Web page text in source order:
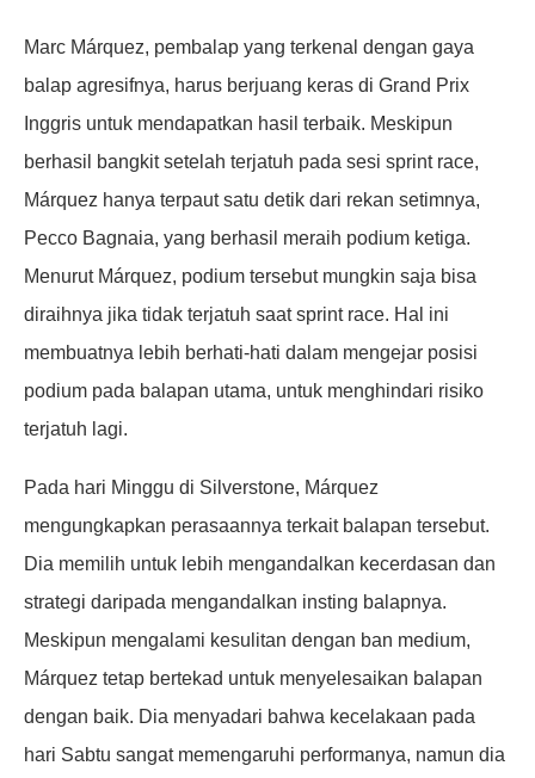
Marc Márquez, pembalap yang terkenal dengan gaya
balap agresifnya, harus berjuang keras di Grand Prix
Inggris untuk mendapatkan hasil terbaik. Meskipun
berhasil bangkit setelah terjatuh pada sesi sprint race,
Márquez hanya terpaut satu detik dari rekan setimnya,
Pecco Bagnaia, yang berhasil meraih podium ketiga.
Menurut Márquez, podium tersebut mungkin saja bisa
diraihnya jika tidak terjatuh saat sprint race. Hal ini
membuatnya lebih berhati-hati dalam mengejar posisi
podium pada balapan utama, untuk menghindari risiko
terjatuh lagi.
Pada hari Minggu di Silverstone, Márquez
mengungkapkan perasaannya terkait balapan tersebut.
Dia memilih untuk lebih mengandalkan kecerdasan dan
strategi daripada mengandalkan insting balapnya.
Meskipun mengalami kesulitan dengan ban medium,
Márquez tetap bertekad untuk menyelesaikan balapan
dengan baik. Dia menyadari bahwa kecelakaan pada
hari Sabtu sangat memengaruhi performanya, namun dia